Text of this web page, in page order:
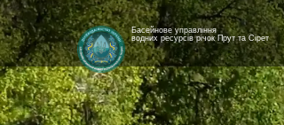
Басейнове управління
водних ресурсів річок Прут та Сірет